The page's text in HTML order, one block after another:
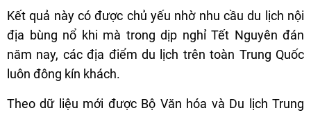
Kết quả này có được chủ yếu nhờ nhu cầu du lịch nội
địa bùng nổ khi mà trong dịp nghỉ Tết Nguyên đán
năm nay, các địa điểm du lịch trên toàn Trung Quốc
luôn đông kín khách.
Theo dữ liệu mới được Bộ Văn hóa và Du lịch Trung